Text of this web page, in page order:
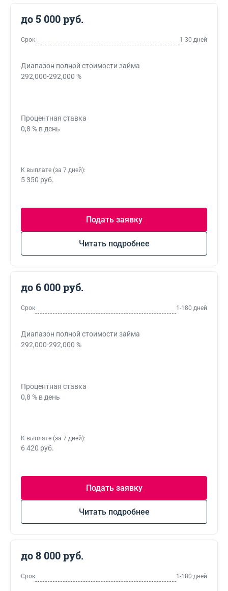
до 5 000 руб.
Срок 1-30 дней
Диапазон полной стоимости займа
292,000-292,000 %
Процентная ставка
0,8 % в день
К выплате (за 7 дней):
5 350 руб.
Подать заявку
Читать подробнее
до 6 000 руб.
Срок 1-180 дней
Диапазон полной стоимости займа
292,000-292,000 %
Процентная ставка
0,8 % в день
К выплате (за 7 дней):
6 420 руб.
Подать заявку
Читать подробнее
до 8 000 руб.
Срок 1-180 дней